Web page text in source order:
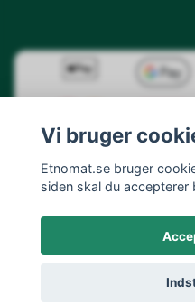
©
Vi bruger
Etnomat.se bruger
siden skal du accepterer